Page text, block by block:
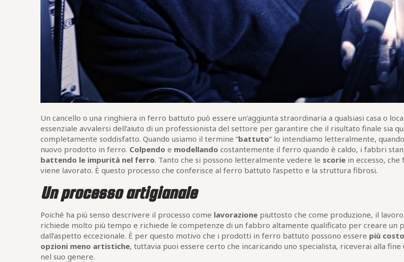
Un cancello o una ringhiera in ferro battuto può essere un’aggiunta straordinaria a qualsiasi casa o
essenziale avvalersi dell’aiuto di un professionista del settore per garantire che il risultato finale sia
completamente soddisfatto. Quando usiamo il termine “battuto” lo intendiamo letteralmente,
nuovo prodotto in ferro. Colpendo e modellando costantemente il ferro quando è caldo, i fabbri
battendo le impurità nel ferro. Tanto che si possono letteralmente vedere le scorie in eccesso,
viene lavorato. È questo processo che conferisce al ferro battuto l’aspetto e la struttura fibrosi.
Un processo artigianale
Poiché ha più senso descrivere il processo come lavorazione piuttosto che come produzione, il
richiede molto più tempo e richiede le competenze di un fabbro altamente qualificato per creare un
dall’aspetto eccezionale. È per questo motivo che i prodotti in ferro battuto possono essere più
opzioni meno artistiche, tuttavia puoi essere certo che incaricando uno specialista, riceverai alla
nel suo genere.